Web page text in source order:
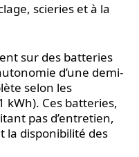
scieries et à la
sur des batteries
d’une demi-
selon les
kWh). Ces batteries,
pas d’entretien,
la disponibilité des